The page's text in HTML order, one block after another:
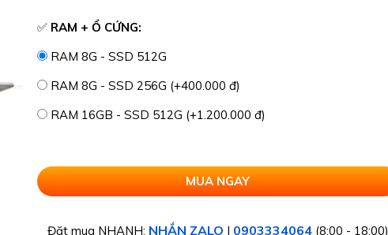
✅ RAM + Ổ CỨNG:
RAM 8G - SSD 512G
RAM 8G - SSD 256G (+400.000 đ)
RAM 16GB - SSD 512G (+1.200.000 đ)
Đặt mua NHANH: NHẮN ZALO | 0903334064(8:00 - 18:00)